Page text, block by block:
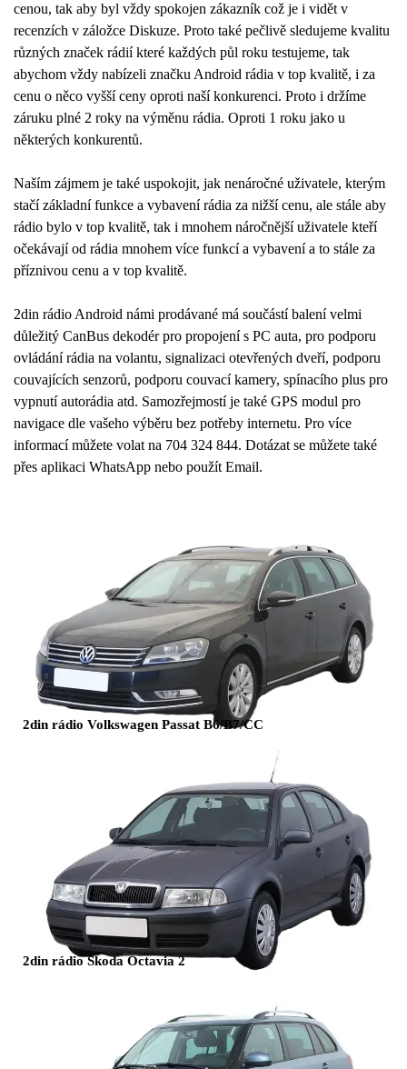
cenou, tak aby byl vždy spokojen zákazník což je i vidět v
recenzích v záložce Diskuze. Proto také pečlivě sledujeme kvalitu
různých značek rádií které každých půl roku testujeme, tak
abychom vždy nabízeli značku Android rádia v top kvalitě, i za
cenu o něco vyšší ceny oproti naší konkurenci. Proto i držíme
záruku plné 2 roky na výměnu rádia. Oproti 1 roku jako u
některých konkurentů.
Naším zájmem je také uspokojit, jak nenáročné uživatele, kterým
stačí základní funkce a vybavení rádia za nižší cenu, ale stále aby
rádio bylo v top kvalitě, tak i mnohem náročnější uživatele kteří
očekávají od rádia mnohem více funkcí a vybavení a to stále za
příznivou cenu a v top kvalitě.
2din rádio Android námi prodávané má součástí balení velmi
důležitý CanBus dekodér pro propojení s PC auta, pro podporu
ovládání rádia na volantu, signalizaci otevřených dveří, podporu
couvajících senzorů, podporu couvací kamery, spínacího plus pro
vypnutí autorádia atd. Samozřejmostí je také GPS modul pro
navigace dle vašeho výběru bez potřeby internetu. Pro více
informací můžete volat na 704 324 844. Dotázat se můžete také
přes aplikaci WhatsApp nebo použít Email.
2din rádio Volkswagen Passat B6/B7/CC
2din rádio Škoda Octavia 2